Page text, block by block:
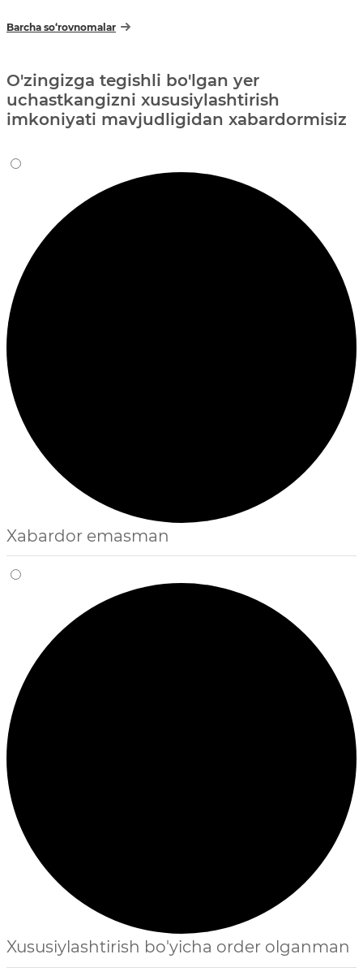
Barcha so‘rovnomalar
O'zingizga tegishli bo'lgan yer
uchastkangizni xususiylashtirish
imkoniyati mavjudligidan xabardormisiz
Xabardor emasman
Xususiylashtirish bo'yicha order olganman